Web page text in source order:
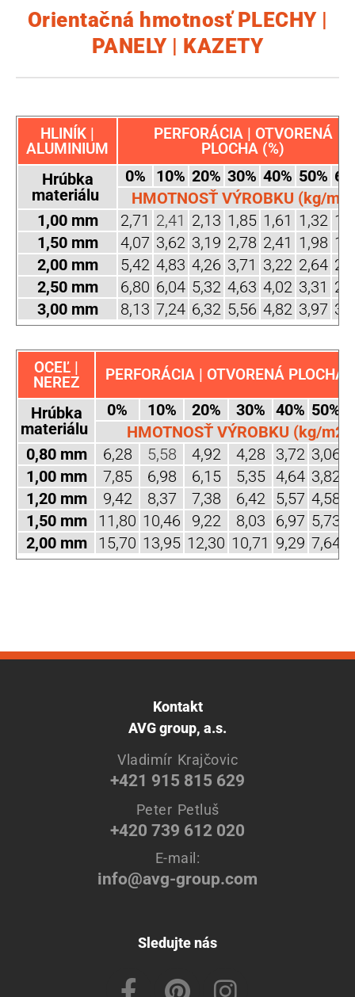
Orientačná hmotnosť PLECHY |
PANELY | KAZETY
HLINÍK |
ALUMINIUM
PERFORÁCIA | OTVORENÁ
PLOCHA (%)
Hrúbka
materiálu
0% 10% 20% 30% 40% 50%
HMOTNOSŤ VÝROBKU (kg/m2)
1,00 mm
2,71 2,41 2,13 1,85 1,61 1,32
1,50 mm
4,07 3,62 3,19 2,78 2,41 1,98
2,00 mm
5,42 4,83 4,26 3,71 3,22 2,64
2,50 mm
6,80 6,04 5,32 4,63 4,02 3,31
3,00 mm
8,13 7,24 6,32 5,56 4,82 3,97
OCEĽ |
NEREZ
PERFORÁCIA | OTVORENÁ PLOCHA
Hrúbka
materiálu
0% 10% 20% 30% 40% 50%
HMOTNOSŤ VÝROBKU (kg/m2)
0,80 mm
6,28 5,58 4,92 4,28 3,72 3,06
1,00 mm
7,85 6,98 6,15 5,35 4,64 3,82
1,20 mm
9,42 8,37 7,38 6,42 5,57 4,58
1,50 mm
11,80 10,46 9,22 8,03 6,97 5,73
2,00 mm
15,70 13,95 12,30 10,71 9,29 7,64
Kontakt
AVG group, a.s.
Vladimír Krajčovic
+421 915 815 629
Peter Petluš
+420 739 612 020
E-mail:
info@avg-group.com
Sledujte nás